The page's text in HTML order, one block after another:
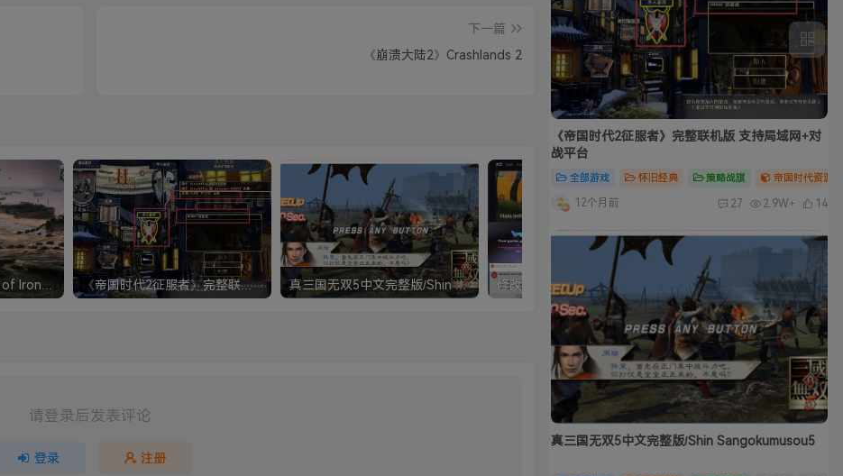
下一篇
《崩溃大陆2》Crashlands 2
《帝国时代2征服者》完整联机版 支持局域网+对战平台 真三国无双5中文完整版/Shin Sangokumusou5
请登录后发表评论
登录 注册
《帝国时代2征服者》完整联机版 支持局域网+对
战平台
全部游戏 怀旧经典 策略战旗 帝国时代资源
12个月前 27 2.9W+ 14
真三国无双5中文完整版/Shin Sangokumusou5